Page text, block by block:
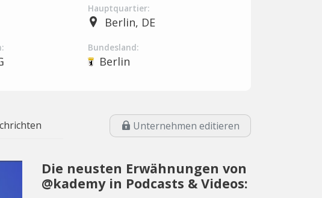
Hauptquartier:
Berlin, DE
Bundesland:
Berlin
Unternehmen editieren
Die neusten Erwähnungen von
@kademy in Podcasts & Videos: